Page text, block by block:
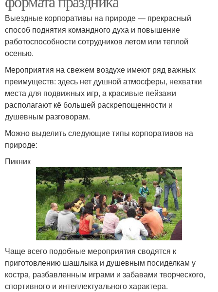
Выездные корпоративы на природе — прекрасный
способ поднятия командного духа и повышение
работоспособности сотрудников летом или теплой
осенью.
Мероприятия на свежем воздухе имеют ряд важных
преимуществ: здесь нет душной атмосферы, нехватки
места для подвижных игр, а красивые пейзажи
располагают кё большей раскрепощенности и
душевным разговорам.
Можно выделить следующие типы корпоративов на
природе:
Пикник
Чаще всего подобные мероприятия сводятся к
приготовлению шашлыка и душевным посиделкам у
костра, разбавленным играми и забавами творческого,
спортивного и интеллектуального характера.